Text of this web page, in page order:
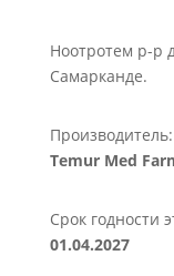
Ноотротем р-р
Самарканде.
Производитель:
Temur Med
Срок годности
01.04.2027